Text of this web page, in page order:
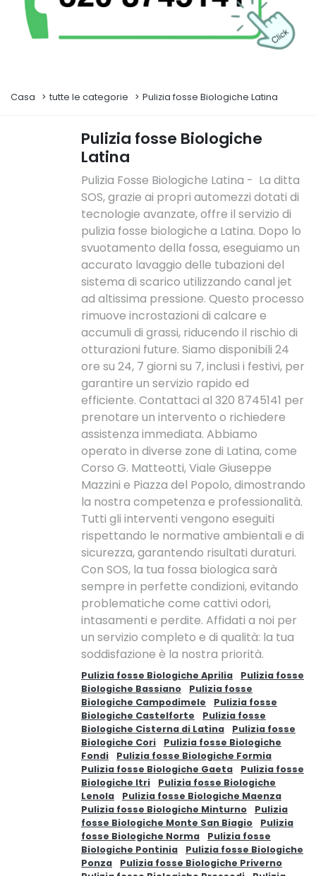
Casa tutte le categorie Pulizia fosse Biologiche Latina
Pulizia fosse Biologiche
Latina
Pulizia Fosse Biologiche Latina - La ditta
SOS, grazie ai propri automezzi dotati di
tecnologie avanzate, offre il servizio di
pulizia fosse biologiche a Latina. Dopo lo
svuotamento della fossa, eseguiamo un
accurato lavaggio delle tubazioni del
sistema di scarico utilizzando canal jet
ad altissima pressione. Questo processo
rimuove incrostazioni di calcare e
accumuli di grassi, riducendo il rischio di
otturazioni future. Siamo disponibili 24
ore su 24, 7 giorni su 7, inclusi i festivi, per
garantire un servizio rapido ed
efficiente. Contattaci al 320 8745141 per
prenotare un intervento o richiedere
assistenza immediata. Abbiamo
operato in diverse zone di Latina, come
Corso G. Matteotti, Viale Giuseppe
Mazzini e Piazza del Popolo, dimostrando
la nostra competenza e professionalità.
Tutti gli interventi vengono eseguiti
rispettando le normative ambientali e di
sicurezza, garantendo risultati duraturi.
Con SOS, la tua fossa biologica sarà
sempre in perfette condizioni, evitando
problematiche come cattivi odori,
intasamenti e perdite. Affidati a noi per
un servizio completo e di qualità: la tua
soddisfazione è la nostra priorità.
Pulizia fosse Biologiche Aprilia
Pulizia fosse
Biologiche Bassiano
Pulizia fosse
Biologiche Campodimele
Pulizia fosse
Biologiche Castelforte
Pulizia fosse
Biologiche Cisterna di Latina
Pulizia fosse
Biologiche Cori
Pulizia fosse Biologiche
Fondi
Pulizia fosse Biologiche Formia
Pulizia fosse Biologiche Gaeta
Pulizia fosse
Biologiche Itri
Pulizia fosse Biologiche
Lenola
Pulizia fosse Biologiche Maenza
Pulizia fosse Biologiche Minturno
Pulizia
fosse Biologiche Monte San Biagio
Pulizia
fosse Biologiche Norma
Pulizia fosse
Biologiche Pontinia
Pulizia fosse Biologiche
Ponza
Pulizia fosse Biologiche Priverno